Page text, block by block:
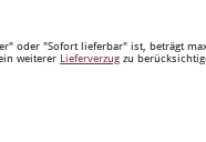
oder "Sofort lieferbar" ist, beträgt
weiterer Lieferverzug zu